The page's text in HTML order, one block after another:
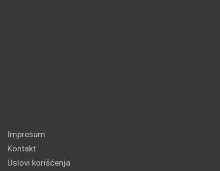
Impresum
Kontakt
Uslovi korišćenja